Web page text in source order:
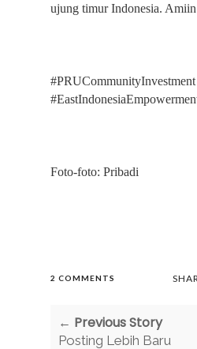
ujung timur Indonesia.
#PRUCommunityInvestment
Foto-foto: Pribadi
2 COMMENTS
← Previous Story
Posting Lebih Baru